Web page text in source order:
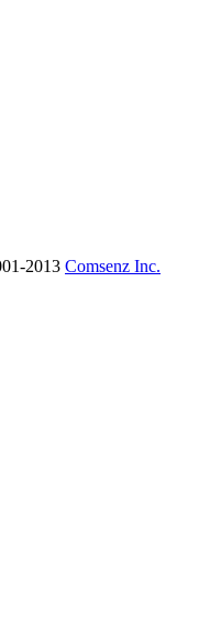
2013 Comsenz Inc.